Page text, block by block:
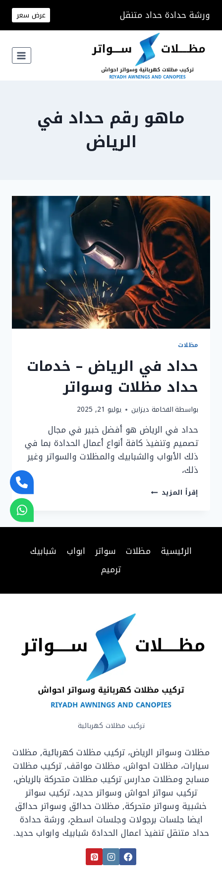
المحتوى
ورشة حدادة حداد متنقل عرض سعر
ماهو رقم حداد في
الرياض
مظلات
حداد في الرياض – خدمات
حداد مظلات وسواتر
بواسطةالفخامة ديزاين يوليو 21, 2025
حداد في الرياض هو أفضل خبير في مجال
تصميم وتنفيذ كافة أنواع أعمال الحدادة بما في
ذلك الأبواب والشبابيك والمظلات والسواتر وغير
ذلك،
إقرأ المزيد حداد
مظلاتالرئيسية مظلات سواتر ابواب
شبابيك
ترميم
تركيب مظلات كهربائية
مظلات وسواتر الرياض، تركيب مظلات كهربائية, مظلات
سيارات، مظلات احواش، مظلات مواقف, تركيب مظلات
مسابح ومظلات مدارس تركيب مظلات متحركة بالرياض،
تركيب سواتر احواش وسواتر حديد، تركيب سواتر
خشبية وسواتر متحركة, مظلات حدائق وسواتر حدائق
ايضا جلسات برجولات وجلسات اسطح، ورشة حدادة
حداد متنقل تنفيذ اعمال الحدادة شبابيك وابواب حديد.